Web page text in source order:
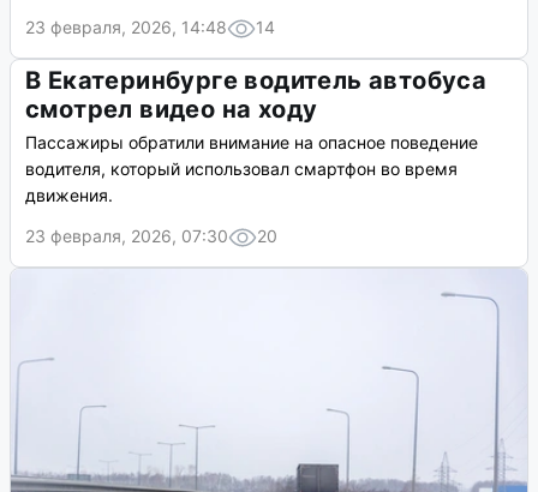
23 февраля, 2026, 14:48
14
В Екатеринбурге водитель автобуса
смотрел видео на ходу
Пассажиры обратили внимание на опасное поведение
водителя, который использовал смартфон во время
движения.
23 февраля, 2026, 07:30
20